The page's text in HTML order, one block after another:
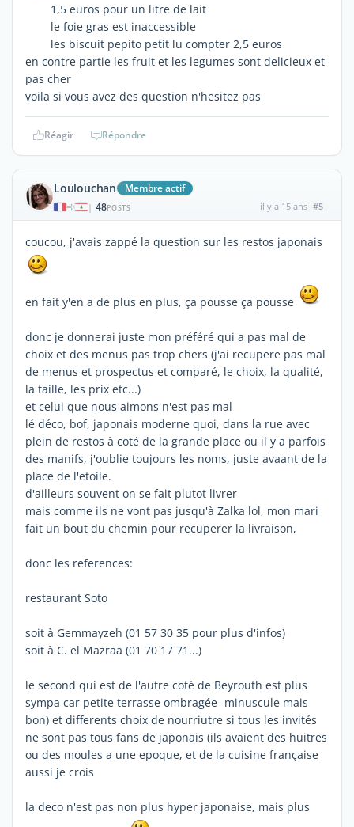
1,5 euros pour un litre de lait
le foie gras est inaccessible
les biscuit pepito petit lu compter 2,5 euros
en contre partie les fruit et les legumes sont delicieux et
pas cher
voila si vous avez des question n'hesitez pas
Réagir Répondre
Loulouchan Membre actif
| 48POSTS il y a 15 ans #5
coucou, j'avais zappé la question sur les restos japonais
en fait y'en a de plus en plus, ça pousse ça pousse
donc je donnerai juste mon préféré qui a pas mal de
choix et des menus pas trop chers (j'ai recupere pas mal
de menus et prospectus et comparé, le choix, la qualité,
la taille, les prix etc...)
et celui que nous aimons n'est pas mal
lé déco, bof, japonais moderne quoi, dans la rue avec
plein de restos à coté de la grande place ou il y a parfois
des manifs, j'oublie toujours les noms, juste avaant de la
place de l'etoile.
d'ailleurs souvent on se fait plutot livrer
mais comme ils ne vont pas jusqu'à Zalka lol, mon mari
fait un bout du chemin pour recuperer la livraison,
donc les references:
restaurant Soto
soit à Gemmayzeh (01 57 30 35 pour plus d'infos)
soit à C. el Mazraa (01 70 17 71...)
le second qui est de l'autre coté de Beyrouth est plus
sympa car petite terrasse ombragée -minuscule mais
bon) et differents choix de nourriutre si tous les invités
ne sont pas tous fans de japonais (ils avaient des huitres
ou des moules a une epoque, et de la cuisine française
aussi je crois
la deco n'est pas non plus hyper japonaise, mais plus